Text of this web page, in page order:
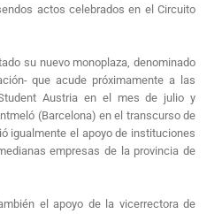
actos celebrados en el Circuito
su nuevo monoplaza, denominado
que acude próximamente a las
Austria en el mes de julio y
(Barcelona) en el transcurso de
igualmente el apoyo de instituciones
empresas de la provincia de
el apoyo de la vicerrectora de